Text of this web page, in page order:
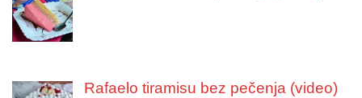
Rafaelo tiramisu bez pečenja (video)